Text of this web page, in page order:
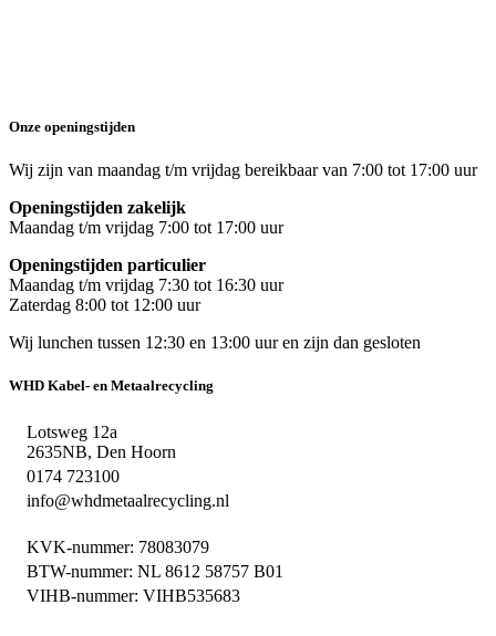
Onze openingstijden
Wij zijn van maandag t/m vrijdag bereikbaar van 7:00 tot 17:00 uur
Openingstijden zakelijk
Maandag t/m vrijdag 7:00 tot 17:00 uur
Openingstijden particulier
Maandag t/m vrijdag 7:30 tot 16:30 uur
Zaterdag 8:00 tot 12:00 uur
Wij lunchen tussen 12:30 en 13:00 uur en zijn dan gesloten
WHD Kabel- en Metaalrecycling
Lotsweg 12a
2635NB, Den Hoorn
0174 723100
info@whdmetaalrecycling.nl
KVK-nummer: 78083079
BTW-nummer: NL 8612 58757 B01
VIHB-nummer: VIHB535683